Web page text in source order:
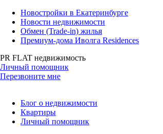
Новостройки в Екатеринбурге
Новости недвижимости
Обмен (Trade-in) жилья
Премиум-дома Иволга Residences
PR FLAT недвижимость
Личный помощник
Перезвоните мне
Блог о недвижимости
Квартиры
Личный помощник